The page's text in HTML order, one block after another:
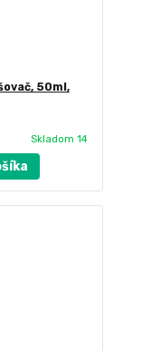
50ml,
Skladom 14